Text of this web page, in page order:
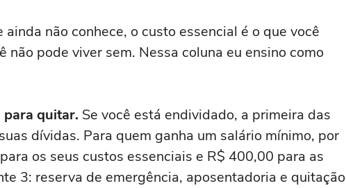
não conhece, o custo essencial é o que você
não pode viver sem. Nessa coluna eu ensino como
para quitar. Se você está endividado, a primeira das
dívidas. Para quem ganha um salário mínimo, por
os seus custos essenciais e R$ 400,00 para as
3: reserva de emergência, aposentadoria e quitação